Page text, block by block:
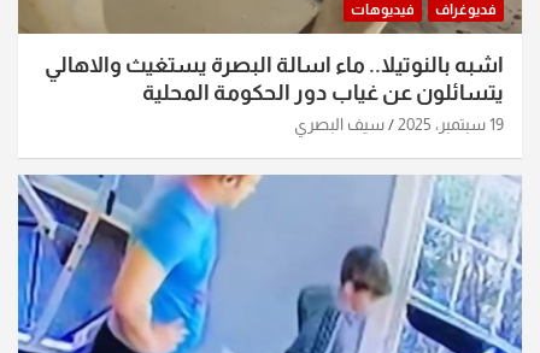
فديوغراف فيديوهات
اشبه بالنوتيلا.. ماء اسالة البصرة يستغيث والاهالي
يتسائلون عن غياب دور الحكومة المحلية
19 سبتمبر، 2025 سيف البصري